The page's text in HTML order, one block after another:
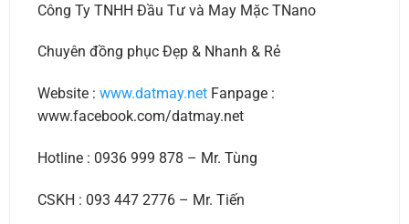
Công Ty TNHH Đầu Tư và May Mặc TNano
Chuyên đồng phục Đẹp & Nhanh & Rẻ
Website : www.datmay.netFanpage :
www.facebook.com/datmay.net
Hotline : 0936 999 878 – Mr. Tùng
CSKH : 093 447 2776 – Mr. Tiến